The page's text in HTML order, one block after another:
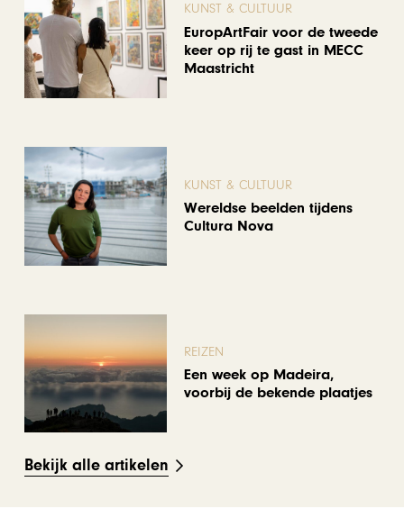
KUNST & CULTUUR
EuropArtFair voor de tweede
keer op rij te gast in MECC
Maastricht
KUNST & CULTUUR
Wereldse beelden tijdens
Cultura Nova
REIZEN
Een week op Madeira,
voorbij de bekende plaatjes
Bekijk alle artikelen